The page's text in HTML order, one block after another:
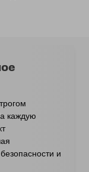
каждую
и